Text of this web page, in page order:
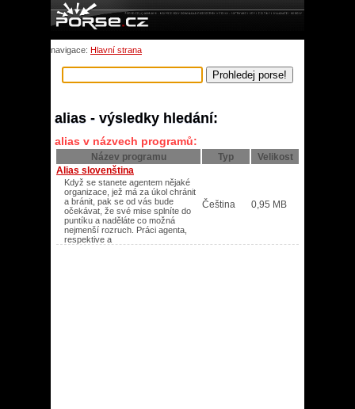
navigace: Hlavní strana
alias - výsledky hledání:
alias v názvech programů:
Název programu Typ
Velikost
Alias slovenština
Když se stanete agentem nějaké
organizace, jež má za úkol chránit
a bránit, pak se od vás bude
očekávat, že své mise splníte do
puntíku a naděláte co možná
nejmenší rozruch. Práci agenta,
respektive a
Čeština 0,95 MB